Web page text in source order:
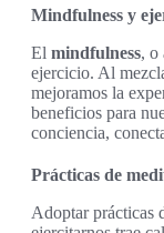
Mindfulness y
El mindfulness, o
ejercicio. Al
mejoramos la
beneficios para
conciencia,
Prácticas de
Adoptar prácticas